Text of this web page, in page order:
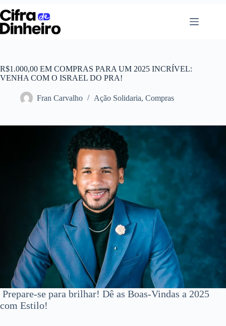
Pular
para
o
conteúdo
R$1.000,00 EM COMPRAS PARA UM 2025 INCRÍVEL:
VENHA COM O ISRAEL DO PRA!
Fran Carvalho Ação Solidaria, Compras
Prepare-se para brilhar! Dê as Boas-Vindas a 2025
com Estilo!